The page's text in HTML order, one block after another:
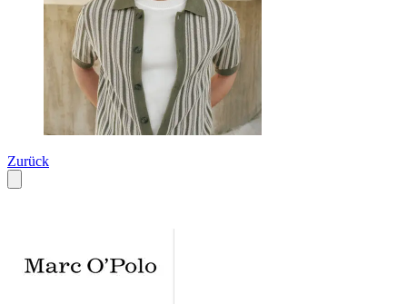
Zurück